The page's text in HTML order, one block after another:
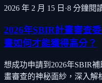
2026 年 2 月 15 日 ·8 分鐘閱
2026年SBIR計畫審查
畫如何才能獲得高分？
想成功申請到2026年SBIR
畫審查的神秘面紗，深入解